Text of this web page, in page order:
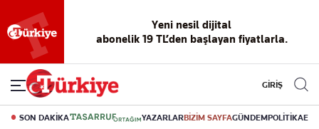
Yeni nesil dijital
abonelik 19 TL’den başlayan fiyatlarla.
GİRİŞ
SON DAKİKA YAZARLARBİZİM SAYFAGÜNDEMPOLİTİKA